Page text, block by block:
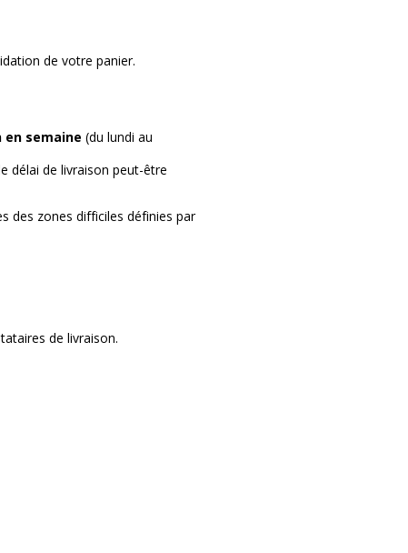
de votre panier.
en semaine (du lundi au
délai de livraison peut-être
des zones difficiles définies par
de livraison.